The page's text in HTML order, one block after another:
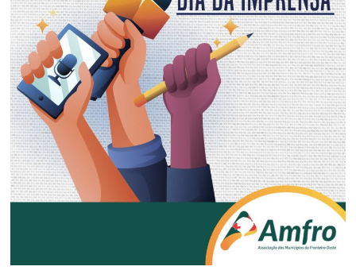
Oeste
–
RS
Site
da
Associação
dos
Municípios
da
estado